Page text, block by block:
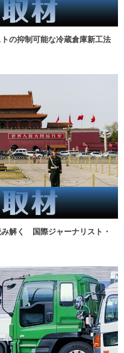
の抑制可能な冷蔵倉庫新工法
み解く 国際ジャーナリスト・